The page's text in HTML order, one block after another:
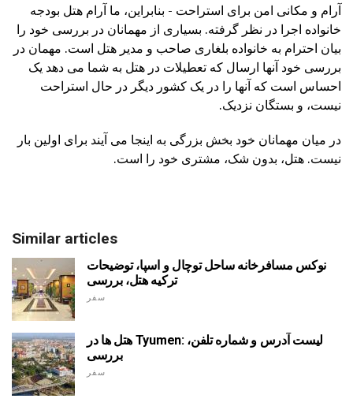
آرام و مکانی امن برای استراحت - بنابراین، ما آرام هتل بودجه
خانواده اجرا در نظر گرفته. بسیاری از مهمانان در بررسی خود را
بیان احترام به خانواده بلغاری صاحب و مدیر هتل است. مهمان در
بررسی خود آنها ارسال که تعطیلات در هتل به شما می دهد یک
احساس است که آنها را در یک کشور دیگر در حال استراحت
نیست، و بستگان نزدیک.
در میان مهمانان خود بخش بزرگی به اینجا می آیند برای اولین بار
نیست. هتل، بدون شک، مشتری خود را است.
Similar articles
نوکس مسافرخانه ساحل توچال و اسپا، توضیحات
ترکیه هتل، بررسی
سفر
هتل ها در Tyumen: لیست آدرس و شماره تلفن،
بررسی
سفر